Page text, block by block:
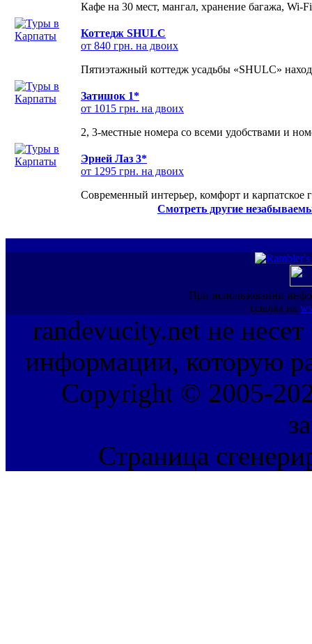
Кафе на 30 мест, мангал, хранение багажа, Wi-
Коттедж SHULC
от 840 грн. на двоих
Пятиэтажный коттедж усадьбы «SHULC»
Затишок 1*
от 1015 грн. на двоих
2, 3-местные номера со всеми удобствами и
Эрней Лаз 3*
от 1295 грн. на двоих
Современный интерьер, комфорт и карпатское
Смотреть другие
При использовании
ссылка на
randevucity.net не несет
информации, которую
Copyright © 2005-
Страница